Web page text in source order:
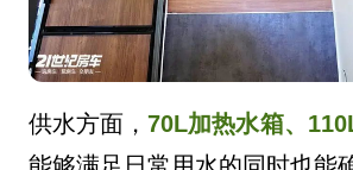
供水方面，70L加热水箱、